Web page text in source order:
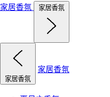
家居香氛
家居香氛
家居香氛
家居香氛